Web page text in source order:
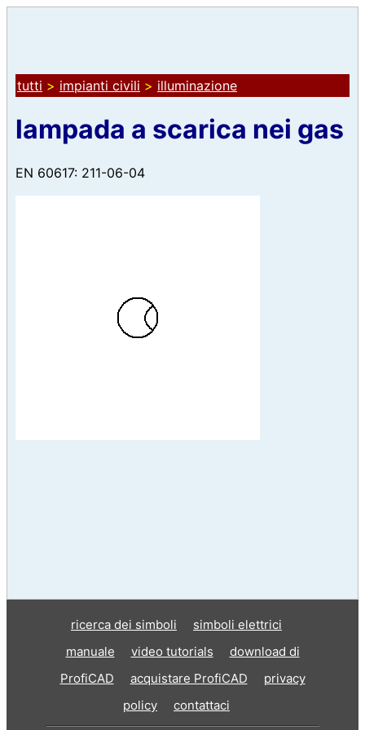
tutti > impianti civili > illuminazione
lampada a scarica nei gas
EN 60617: 211-06-04
ricerca dei simboli
simboli elettrici
manuale
video tutorials
download di
ProfiCAD
acquistare ProfiCAD
privacy
policy
contattaci